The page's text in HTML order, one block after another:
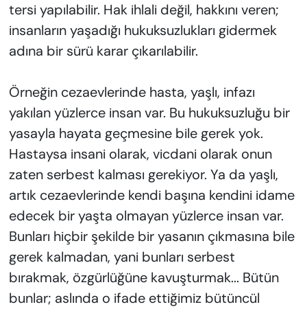
tersi yapılabilir. Hak ihlali değil, hakkını veren;
insanların yaşadığı hukuksuzlukları gidermek
adına bir sürü karar çıkarılabilir.
Örneğin cezaevlerinde hasta, yaşlı, infazı
yakılan yüzlerce insan var. Bu hukuksuzluğu bir
yasayla hayata geçmesine bile gerek yok.
Hastaysa insani olarak, vicdani olarak onun
zaten serbest kalması gerekiyor. Ya da yaşlı,
artık cezaevlerinde kendi başına kendini idame
edecek bir yaşta olmayan yüzlerce insan var.
Bunları hiçbir şekilde bir yasanın çıkmasına bile
gerek kalmadan, yani bunları serbest
bırakmak, özgürlüğüne kavuşturmak... Bütün
bunlar; aslında o ifade ettiğimiz bütüncül